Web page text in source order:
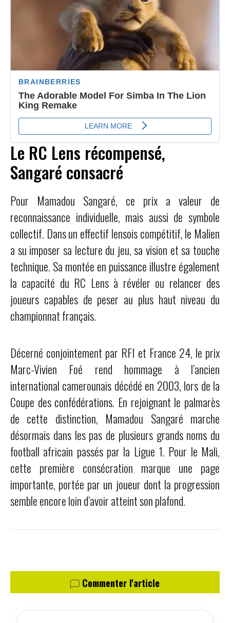
Le RC Lens récompensé,
Sangaré consacré
Pour Mamadou Sangaré, ce prix a valeur de
reconnaissance individuelle, mais aussi de symbole
collectif. Dans un effectif lensois compétitif, le Malien
a su imposer sa lecture du jeu, sa vision et sa touche
technique. Sa montée en puissance illustre également
la capacité du RC Lens à révéler ou relancer des
joueurs capables de peser au plus haut niveau du
championnat français.
Décerné conjointement par RFI et France 24, le prix
Marc-Vivien Foé rend hommage à l’ancien
international camerounais décédé en 2003, lors de la
Coupe des confédérations. En rejoignant le palmarès
de cette distinction, Mamadou Sangaré marche
désormais dans les pas de plusieurs grands noms du
football africain passés par la Ligue 1. Pour le Mali,
cette première consécration marque une page
importante, portée par un joueur dont la progression
semble encore loin d’avoir atteint son plafond.
Commenter l'article